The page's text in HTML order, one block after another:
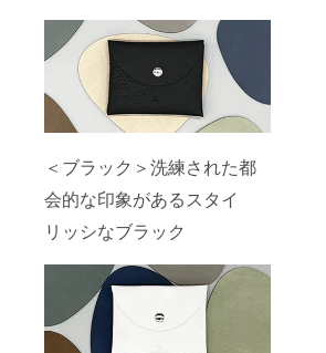
＜ブラック＞洗練された都
会的な印象があるスタイ
リッシなブラック